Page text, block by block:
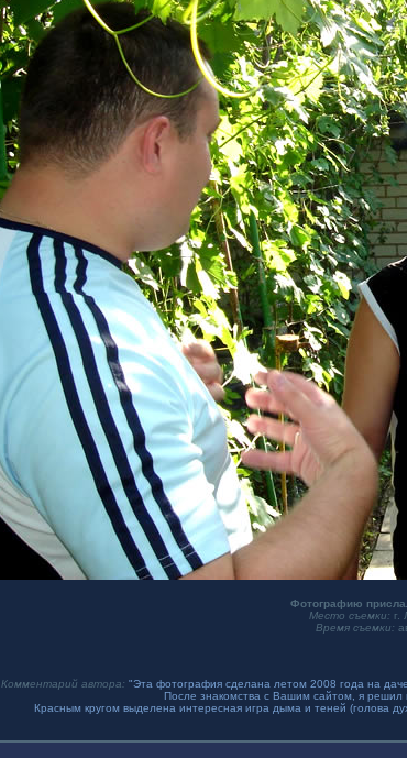
Фотографию
Место съемки: г.
Время съемки:
Комментарий автора: "Эта фотография сделана летом 2008 года на
После знакомства с Вашим сайтом, я решил
Красным кругом выделена интересная игра дыма и теней (голова